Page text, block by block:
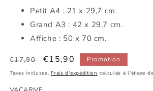
Petit A4 : 21 x 29,7 cm.
Grand A3 : 42 x 29,7 cm.
Affiche : 50 x 70 cm.
Prix
habituel
€17,90
Prix
promotionnel
€15,90 Promotion
Taxes incluses.Frais d'expédition calculés à l'étape